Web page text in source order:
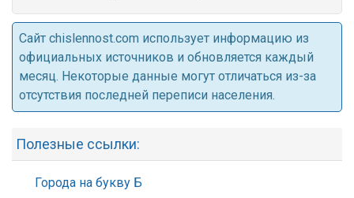
Cайт chislennost.com использует информацию из
официальных источников и обновляется каждый
месяц. Некоторые данные могут отличаться из-за
отсутствия последней переписи населения.
Полезные ссылки:
Города на букву Б